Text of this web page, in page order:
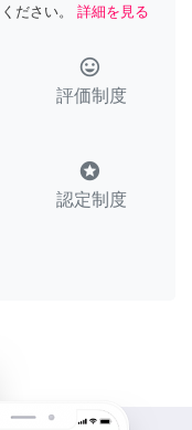
ださい。
詳細を見る
tag_faces
評価制度
stars
認定制度